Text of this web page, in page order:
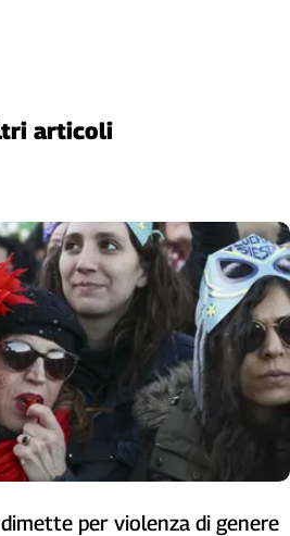
articoli
per violenza di genere